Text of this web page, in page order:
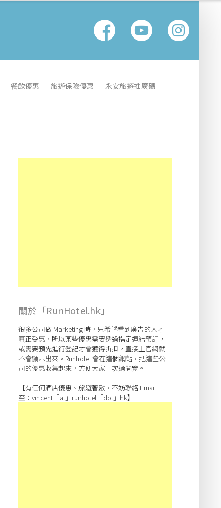
餐飲優惠 旅遊保險優惠 永安旅遊推廣碼
關於「RunHotel.hk」
很多公司做 Marketing 時，只希望看到廣告的人才
真正受惠，所以某些優惠需要透過指定連結預訂，
或需要預先進行登記才會獲得折扣，直接上官網就
不會顯示出來。Runhotel 會在這個網站，把這些公
司的優惠收集起來，方便大家一次過閱覽。
【有任何酒店優惠、旅遊著數，不妨聯絡 Email
至：vincent「at」runhotel「dot」hk】